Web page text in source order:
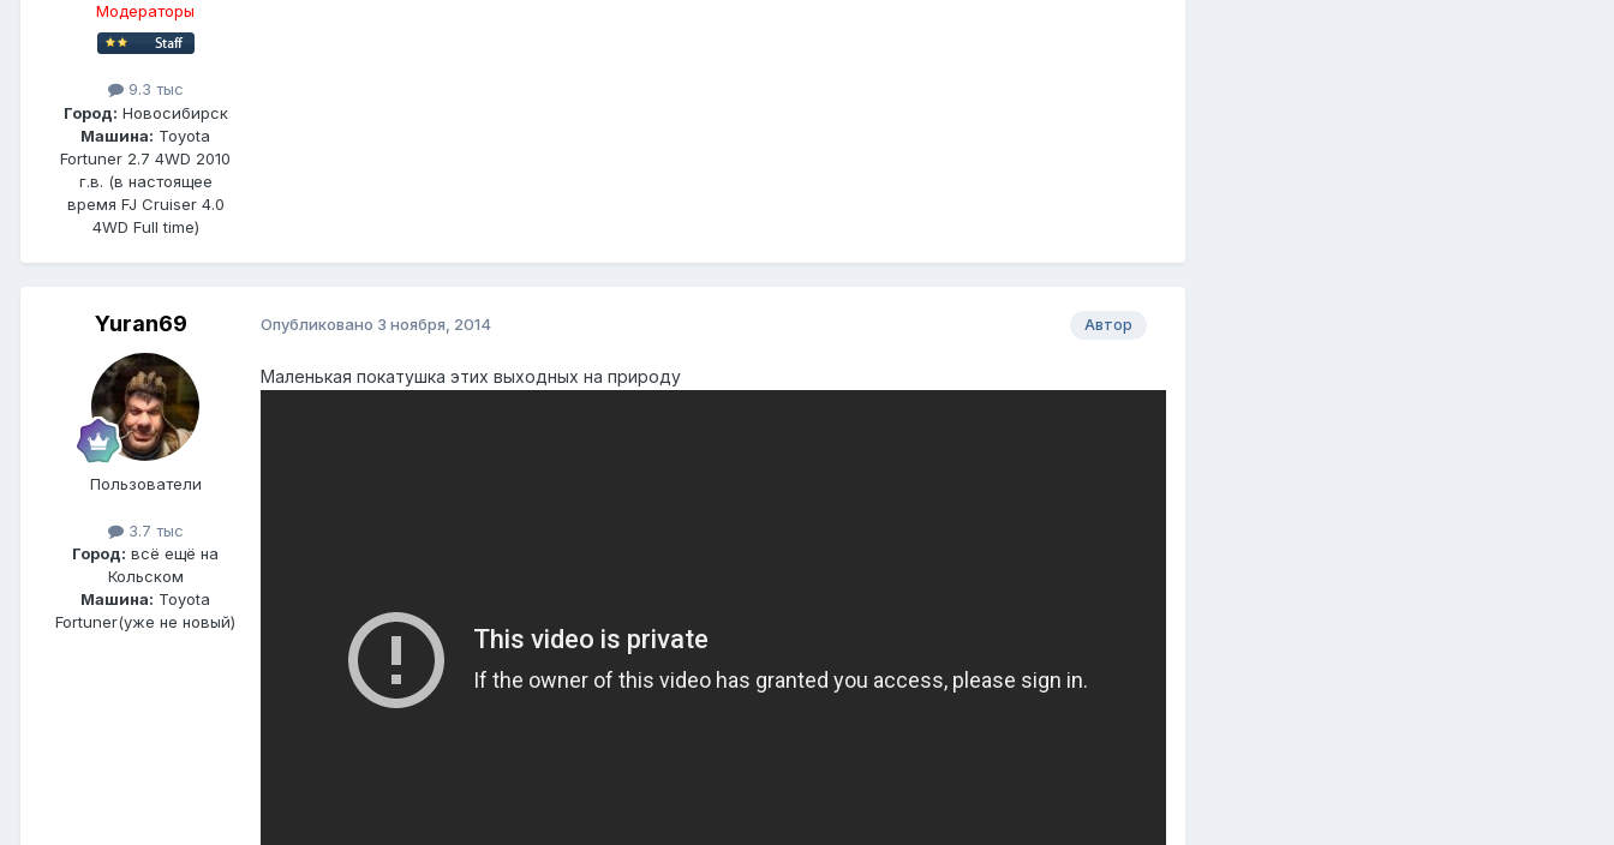
Модераторы
9.3 тыс
Город: Новосибирск
Машина: Toyota
Fortuner 2.7 4WD 2010
г.в. (в настоящее
время FJ Cruiser 4.0
4WD Full time)
Yuran69
Пользователи
3.7 тыс
Город: всё ещё на
Кольском
Машина: Toyota
Fortuner(уже не новый)
Автор
Опубликовано 3 ноября, 2014
Маленькая покатушка этих выходных на природу